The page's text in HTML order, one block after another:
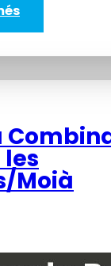
Moià